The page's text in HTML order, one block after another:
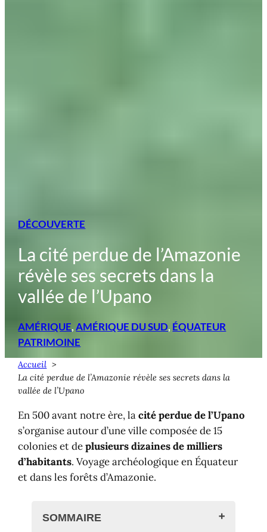
DÉCOUVERTE
La cité perdue de l’Amazonie
révèle ses secrets dans la
vallée de l’Upano
AMÉRIQUE, AMÉRIQUE DU SUD, ÉQUATEUR
PATRIMOINE
Accueil
La cité perdue de l’Amazonie révèle ses secrets dans la
vallée de l’Upano
En 500 avant notre ère, lacité perdue de l’Upano
s’organise autour d’une ville composée de 15
colonies et deplusieurs dizaines de milliers
d’habitants. Voyage archéologique en Équateur
et dans les forêts d’Amazonie.
SOMMAIRE